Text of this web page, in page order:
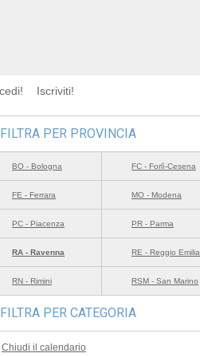
Iscriviti!
FILTRA PER PROVINCIA
BO - Bologna FC - Forlì-Cesena
FE - Ferrara MO - Modena
PC - Piacenza PR - Parma
RA - Ravenna RE - Reggio Emilia
RN - Rimini RSM - San Marino
FILTRA PER CATEGORIA
Chiudi il calendario